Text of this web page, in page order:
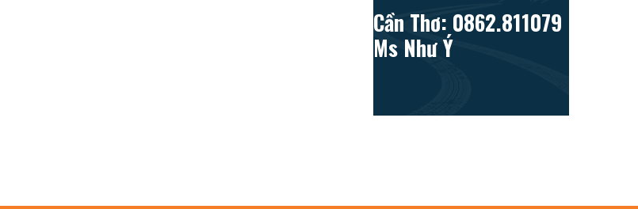
Cần Thơ: 0862.811079
Ms Như Ý